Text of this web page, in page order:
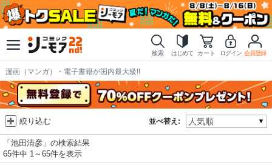
検索 はじめて カート ログイン 会員登録
漫画（マンガ）・電子書籍が国内最大級!!
並べ替え:
絞り込む
「池田清彦」の検索結果
65件中 1～65件を表示